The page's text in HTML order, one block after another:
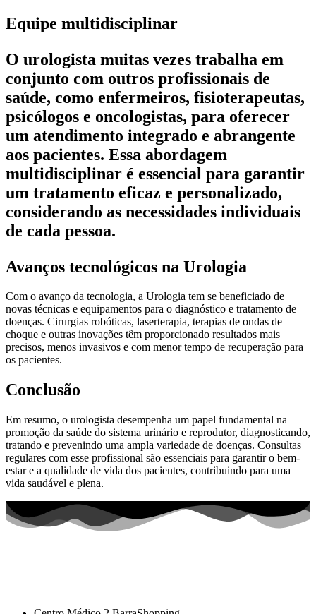
Equipe multidisciplinar
O urologista muitas vezes trabalha em
conjunto com outros profissionais de
saúde, como enfermeiros, fisioterapeutas,
psicólogos e oncologistas, para oferecer
um atendimento integrado e abrangente
aos pacientes. Essa abordagem
multidisciplinar é essencial para garantir
um tratamento eficaz e personalizado,
considerando as necessidades individuais
de cada pessoa.
Avanços tecnológicos na Urologia
Com o avanço da tecnologia, a Urologia tem se beneficiado de
novas técnicas e equipamentos para o diagnóstico e tratamento de
doenças. Cirurgias robóticas, laserterapia, terapias de ondas de
choque e outras inovações têm proporcionado resultados mais
precisos, menos invasivos e com menor tempo de recuperação para
os pacientes.
Conclusão
Em resumo, o urologista desempenha um papel fundamental na
promoção da saúde do sistema urinário e reprodutor, diagnosticando,
tratando e prevenindo uma ampla variedade de doenças. Consultas
regulares com esse profissional são essenciais para garantir o bem-
estar e a qualidade de vida dos pacientes, contribuindo para uma
vida saudável e plena.